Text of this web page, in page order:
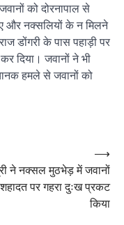
को दोरनापाल से
और नक्सलियों के न मिलने
डोंगरी के पास पहाड़ी पर
दिया। जवानों ने भी
हमले से जवानों को
ने नक्सल मुठभेड़ में जवानों
पर गहरा दुःख प्रकट
किया
⟶